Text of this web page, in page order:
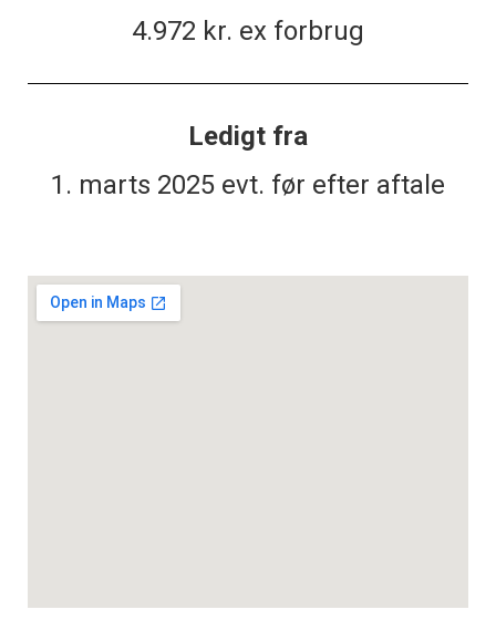
4.972 kr. ex forbrug
Ledigt fra
1. marts 2025 evt. før efter aftale